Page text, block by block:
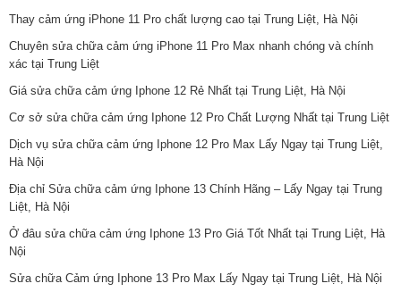
Thay cảm ứng iPhone 11 Pro chất lượng cao tại Trung Liệt, Hà Nội
Chuyên sửa chữa cảm ứng iPhone 11 Pro Max nhanh chóng và chính
xác tại Trung Liệt
Giá sửa chữa cảm ứng Iphone 12 Rẻ Nhất tại Trung Liệt, Hà Nội
Cơ sở sửa chữa cảm ứng Iphone 12 Pro Chất Lượng Nhất tại Trung Liệt
Dịch vụ sửa chữa cảm ứng Iphone 12 Pro Max Lấy Ngay tại Trung Liệt,
Hà Nội
Địa chỉ Sửa chữa cảm ứng Iphone 13 Chính Hãng – Lấy Ngay tại Trung
Liệt, Hà Nội
Ở đâu sửa chữa cảm ứng Iphone 13 Pro Giá Tốt Nhất tại Trung Liệt, Hà
Nội
Sửa chữa Cảm ứng Iphone 13 Pro Max Lấy Ngay tại Trung Liệt, Hà Nội